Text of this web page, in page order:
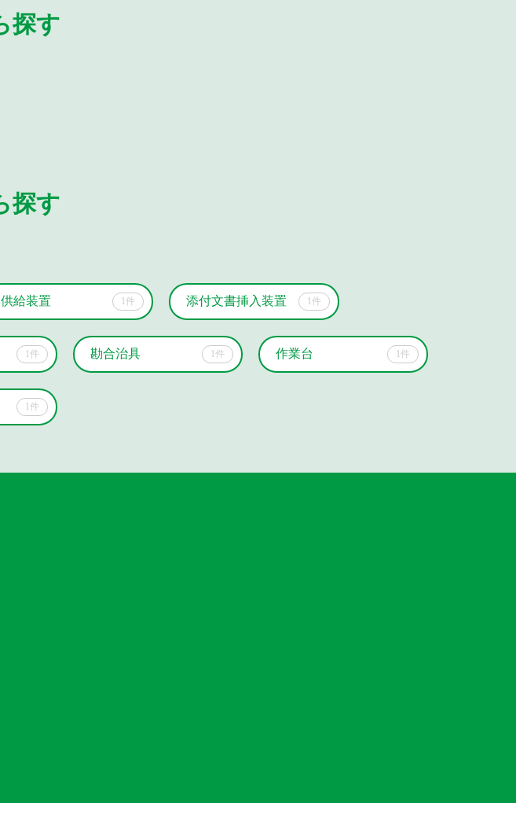
探す
探す
供給装置 1件 添付文書挿入装置 1件
1件 勘合治具 1件 作業台 1件
1件